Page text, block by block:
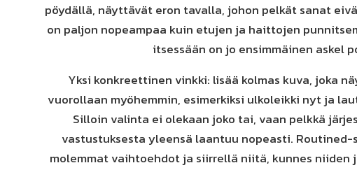
pöydällä, näyttävät eron tavalla, johon pelkät sanat
on paljon nopeampaa kuin etujen ja haittojen
itsessään on jo ensimmäinen askel
Yksi konkreettinen vinkki: lisää kolmas kuva, joka
vuorollaan myöhemmin, esimerkiksi ulkoleikki nyt ja
Silloin valinta ei olekaan joko tai, vaan pelkkä
vastustuksesta yleensä laantuu nopeasti.
molemmat vaihtoehdot ja siirrellä niitä, kunnes niiden